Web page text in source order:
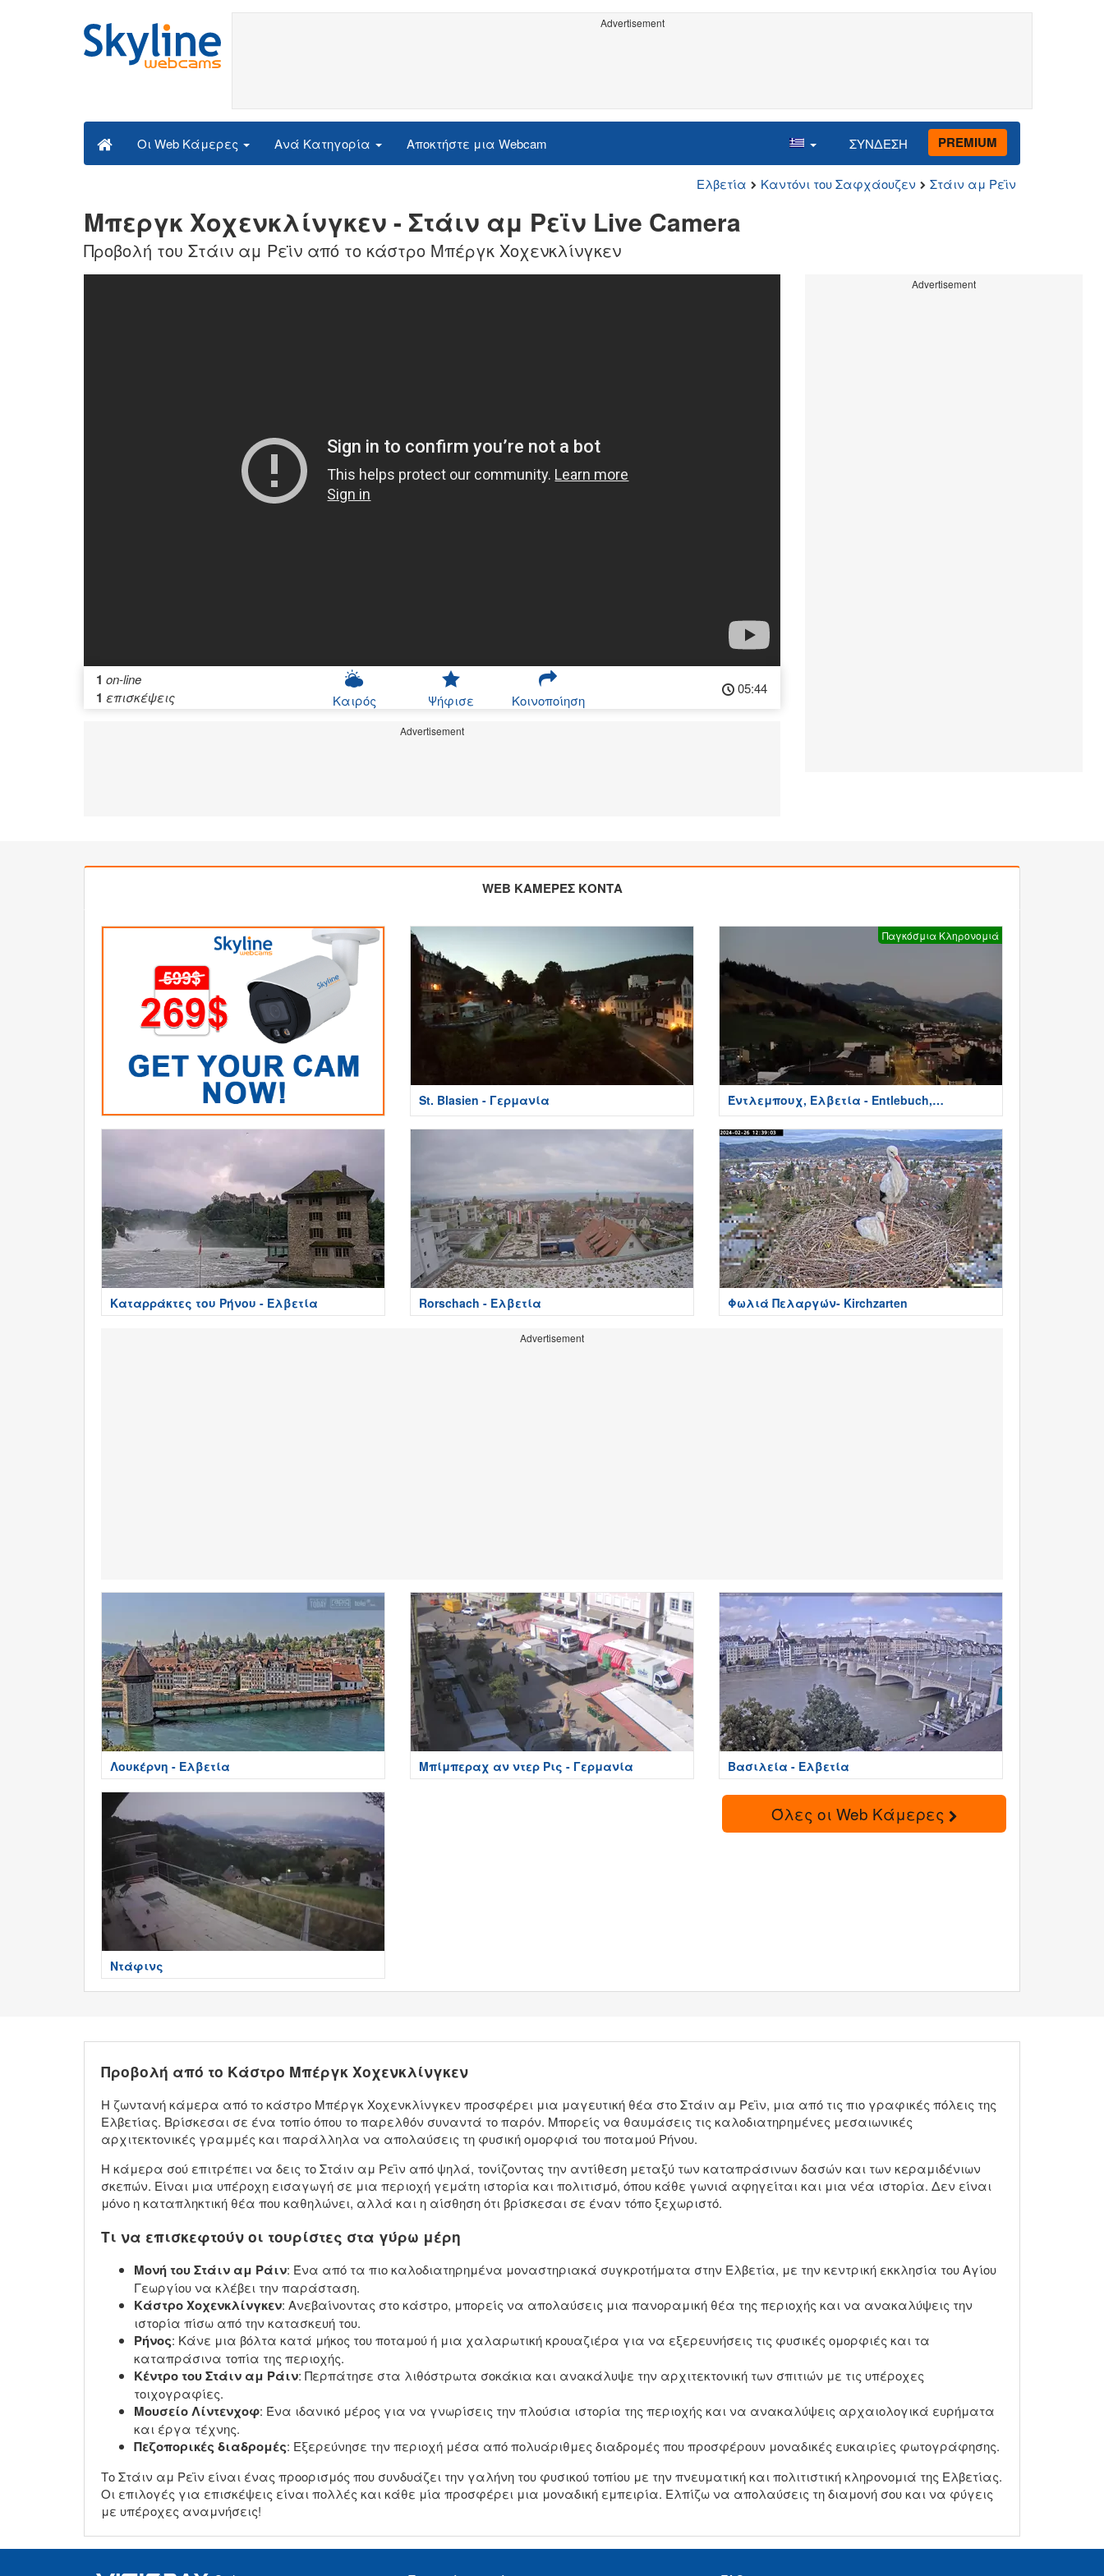
Advertisement
Οι Web Κάμερες Ανά Κατηγορία Αποκτήστε μια Webcam ΣΥΝΔΕΣΗ PREMIUM
Ελβετία Καντόνι του Σαφχάουζεν Στάιν αμ Ρεϊν
Μπεργκ Χοχενκλίνγκεν - Στάιν αμ Ρεϊν Live Camera
Προβολή του Στάιν αμ Ρεϊν από το κάστρο Μπέργκ Χοχενκλίνγκεν
1 on-line
1 επισκέψεις Καιρός Ψήφισε Κοινοποίηση
05:44
Advertisement
Advertisement
WEB ΚΑΜΕΡΕΣ ΚΟΝΤΑ
St. Blasien - Γερμανία
Παγκόσμια Κληρονομιά
Έντλεμπουχ, Ελβετία - Entlebuch,
Switzerland
Καταρράκτες του Ρήνου - Ελβετία Rorschach - Ελβετία Φωλιά Πελαργών- Kirchzarten
Advertisement
Λουκέρνη - Ελβετία Μπίμπεραχ αν ντερ Ρις - Γερμανία Βασιλεία - Ελβετία
Ντάφινς
Όλες οι Web Κάμερες
Προβολή από το Κάστρο Μπέργκ Χοχενκλίνγκεν
Η ζωντανή κάμερα από το κάστρο Μπέργκ Χοχενκλίνγκεν προσφέρει μια μαγευτική θέα στο Στάιν αμ Ρεϊν, μια από τις πιο γραφικές πόλεις της
Ελβετίας. Βρίσκεσαι σε ένα τοπίο όπου το παρελθόν συναντά το παρόν. Μπορείς να θαυμάσεις τις καλοδιατηρημένες μεσαιωνικές
αρχιτεκτονικές γραμμές και παράλληλα να απολαύσεις τη φυσική ομορφιά του ποταμού Ρήνου.
Η κάμερα σού επιτρέπει να δεις το Στάιν αμ Ρεϊν από ψηλά, τονίζοντας την αντίθεση μεταξύ των καταπράσινων δασών και των κεραμιδένιων
σκεπών. Είναι μια υπέροχη εισαγωγή σε μια περιοχή γεμάτη ιστορία και πολιτισμό, όπου κάθε γωνιά αφηγείται και μια νέα ιστορία. Δεν είναι
μόνο η καταπληκτική θέα που καθηλώνει, αλλά και η αίσθηση ότι βρίσκεσαι σε έναν τόπο ξεχωριστό.
Τι να επισκεφτούν οι τουρίστες στα γύρω μέρη
Μονή του Στάιν αμ Ράιν: Ένα από τα πιο καλοδιατηρημένα μοναστηριακά συγκροτήματα στην Ελβετία, με την κεντρική εκκλησία του Αγίου
Γεωργίου να κλέβει την παράσταση.
Κάστρο Χοχενκλίνγκεν: Ανεβαίνοντας στο κάστρο, μπορείς να απολαύσεις μια πανοραμική θέα της περιοχής και να ανακαλύψεις την
ιστορία πίσω από την κατασκευή του.
Ρήνος: Κάνε μια βόλτα κατά μήκος του ποταμού ή μια χαλαρωτική κρουαζιέρα για να εξερευνήσεις τις φυσικές ομορφιές και τα
καταπράσινα τοπία της περιοχής.
Κέντρο του Στάιν αμ Ράιν: Περπάτησε στα λιθόστρωτα σοκάκια και ανακάλυψε την αρχιτεκτονική των σπιτιών με τις υπέροχες
τοιχογραφίες.
Μουσείο Λίντενχοφ: Ένα ιδανικό μέρος για να γνωρίσεις την πλούσια ιστορία της περιοχής και να ανακαλύψεις αρχαιολογικά ευρήματα
και έργα τέχνης.
Πεζοπορικές διαδρομές: Εξερεύνησε την περιοχή μέσα από πολυάριθμες διαδρομές που προσφέρουν μοναδικές ευκαιρίες φωτογράφησης.
Το Στάιν αμ Ρεϊν είναι ένας προορισμός που συνδυάζει την γαλήνη του φυσικού τοπίου με την πνευματική και πολιτιστική κληρονομιά της Ελβετίας.
Οι επιλογές για επισκέψεις είναι πολλές και κάθε μία προσφέρει μια μοναδική εμπειρία. Ελπίζω να απολαύσεις τη διαμονή σου και να φύγεις
με υπέροχες αναμνήσεις!